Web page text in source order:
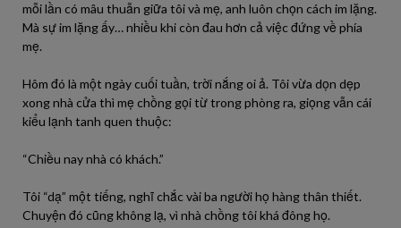
mỗi lần có mâu thuẫn giữa tôi và mẹ, anh luôn chọn cách im lặng.
Mà sự im lặng ấy… nhiều khi còn đau hơn cả việc đứng về phía
mẹ.
Hôm đó là một ngày cuối tuần, trời nắng oi ả. Tôi vừa dọn dẹp
xong nhà cửa thì mẹ chồng gọi từ trong phòng ra, giọng vẫn cái
kiểu lạnh tanh quen thuộc:
“Chiều nay nhà có khách.”
Tôi “dạ” một tiếng, nghĩ chắc vài ba người họ hàng thân thiết.
Chuyện đó cũng không lạ, vì nhà chồng tôi khá đông họ.